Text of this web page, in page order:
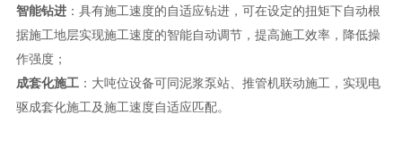
智能钻进：具有施工速度的自适应钻进，可在设定的扭矩下自动根
据施工地层实现施工速度的智能自动调节，提高施工效率，降低操
作强度；
成套化施工：大吨位设备可同泥浆泵站、推管机联动施工，实现电
驱成套化施工及施工速度自适应匹配。